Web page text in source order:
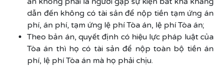
dẫn đến không có tài sản để nộp tiền tạm ứng án
phí, án phí, tạm ứng lệ phí Tòa án, lệ phí Tòa án;
Theo bản án, quyết định có hiệu lực pháp luật của
Tòa án thì họ có tài sản để nộp toàn bộ tiền án
phí, lệ phí Tòa án mà họ phải chịu.